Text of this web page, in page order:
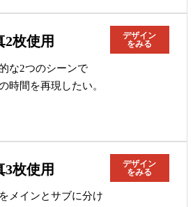
2枚使用
デザイン
をみる
な2つのシーンで
時間を再現したい。
3枚使用
デザイン
をみる
メインとサブに分け